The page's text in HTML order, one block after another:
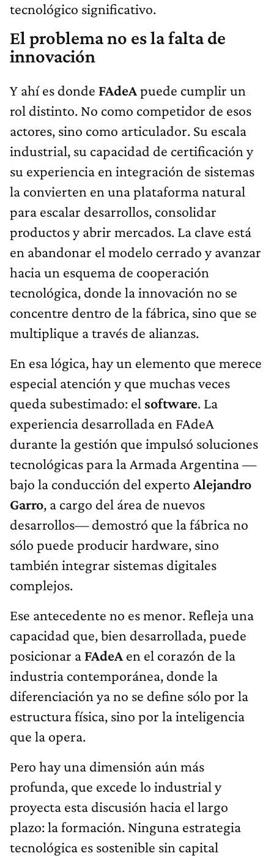
tecnológico significativo.
El problema no es la falta de
innovación
Y ahí es donde FAdeApuede cumplir un
rol distinto. No como competidor de esos
actores, sino como articulador. Su escala
industrial, su capacidad de certificación y
su experiencia en integración de sistemas
la convierten en una plataforma natural
para escalar desarrollos, consolidar
productos y abrir mercados. La clave está
en abandonar el modelo cerrado y avanzar
hacia un esquema de cooperación
tecnológica, donde la innovación no se
concentre dentro de la fábrica, sino que se
multiplique a través de alianzas.
En esa lógica, hay un elemento que merece
especial atención y que muchas veces
queda subestimado: el software. La
experiencia desarrollada en FAdeA
durante la gestión que impulsó soluciones
tecnológicas para la Armada Argentina —
bajo la conducción del experto Alejandro
Garro, a cargo del área de nuevos
desarrollos— demostró que la fábrica no
sólo puede producir hardware, sino
también integrar sistemas digitales
complejos.
Ese antecedente no es menor. Refleja una
capacidad que, bien desarrollada, puede
posicionar a FAdeA en el corazón de la
industria contemporánea, donde la
diferenciación ya no se define sólo por la
estructura física, sino por la inteligencia
que la opera.
Pero hay una dimensión aún más
profunda, que excede lo industrial y
proyecta esta discusión hacia el largo
plazo: la formación. Ninguna estrategia
tecnológica es sostenible sin capital